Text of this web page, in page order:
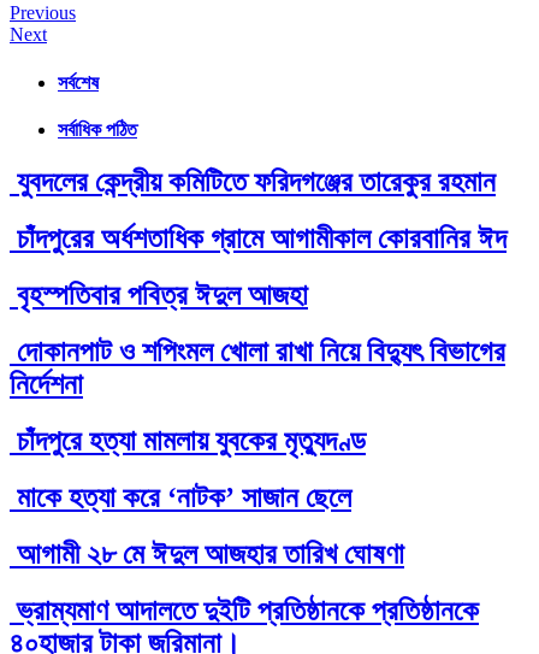
Post
navigation
Previous
Next
সর্বশেষ
সর্বাধিক পঠিত
যুবদলের কেন্দ্রীয় কমিটিতে ফরিদগঞ্জের তারেকুর রহমান
চাঁদপুরের অর্ধশতাধিক গ্রামে আগামীকাল কোরবানির ঈদ
বৃহস্পতিবার পবিত্র ঈদুল আজহা
দোকানপাট ও শপিংমল খোলা রাখা নিয়ে বিদ্যুৎ বিভাগের
নির্দেশনা
চাঁদপুরে হত্যা মামলায় যুবকের মৃত্যুদণ্ড
মাকে হত্যা করে ‘নাটক’ সাজান ছেলে
আগামী ২৮ মে ঈদুল আজহার তারিখ ঘোষণা
ভ্রাম্যমাণ আদালতে দুইটি প্রতিষ্ঠানকে প্রতিষ্ঠানকে
৪০হাজার টাকা জরিমানা।